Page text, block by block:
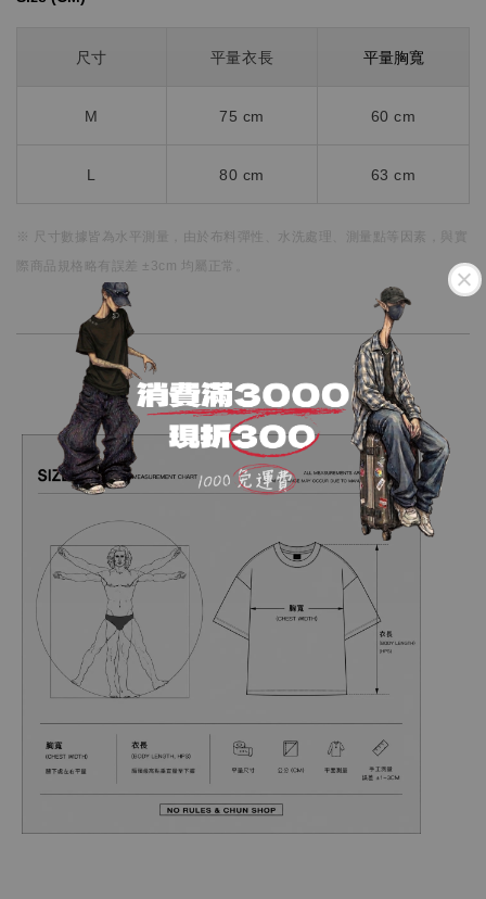
尺寸 平量衣長 平量胸寬
M 75 cm 60 cm
L 80 cm 63 cm
※ 尺寸數據皆為水平測量， 由於布料彈性、水洗處理、測量點等因素，
際商品規格略有誤差 ±3cm 均屬正常。